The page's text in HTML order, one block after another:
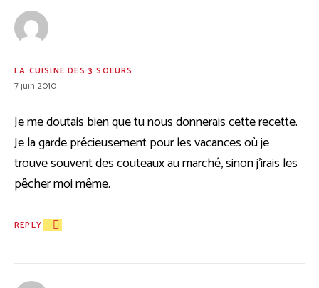
LA CUISINE DES 3 SOEURS
7 juin 2010
Je me doutais bien que tu nous donnerais cette recette.
Je la garde précieusement pour les vacances où je
trouve souvent des couteaux au marché, sinon j’irais les
pêcher moi même.
REPLY